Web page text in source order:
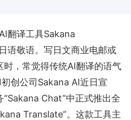
翻译工具Sakana
语敬语。写日文商业电邮或
时，常觉得传统AI翻译的语气
创公司Sakana AI近日宣
Chat”中正式推出全
Translate”。这款工具主